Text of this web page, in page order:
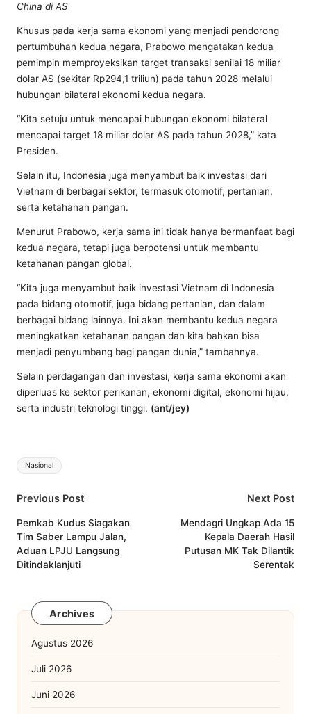
China di AS
Khusus pada kerja sama ekonomi yang menjadi pendorong
pertumbuhan kedua negara, Prabowo mengatakan kedua
pemimpin memproyeksikan target transaksi senilai 18 miliar
dolar AS (sekitar Rp294,1 triliun) pada tahun 2028 melalui
hubungan bilateral ekonomi kedua negara.
“Kita setuju untuk mencapai hubungan ekonomi bilateral
mencapai target 18 miliar dolar AS pada tahun 2028,” kata
Presiden.
Selain itu, Indonesia juga menyambut baik investasi dari
Vietnam di berbagai sektor, termasuk otomotif, pertanian,
serta ketahanan pangan.
Menurut Prabowo, kerja sama ini tidak hanya bermanfaat bagi
kedua negara, tetapi juga berpotensi untuk membantu
ketahanan pangan global.
“Kita juga menyambut baik investasi Vietnam di Indonesia
pada bidang otomotif, juga bidang pertanian, dan dalam
berbagai bidang lainnya. Ini akan membantu kedua negara
meningkatkan ketahanan pangan dan kita bahkan bisa
menjadi penyumbang bagi pangan dunia,” tambahnya.
Selain perdagangan dan investasi, kerja sama ekonomi akan
diperluas ke sektor perikanan, ekonomi digital, ekonomi hijau,
serta industri teknologi tinggi. (ant/jey)
Tags:
Nasional
Post
navigation
Previous Post
Pemkab Kudus Siagakan
Tim Saber Lampu Jalan,
Aduan LPJU Langsung
Ditindaklanjuti
Next Post
Mendagri Ungkap Ada 15
Kepala Daerah Hasil
Putusan MK Tak Dilantik
Serentak
Archives
Agustus 2026
Juli 2026
Juni 2026